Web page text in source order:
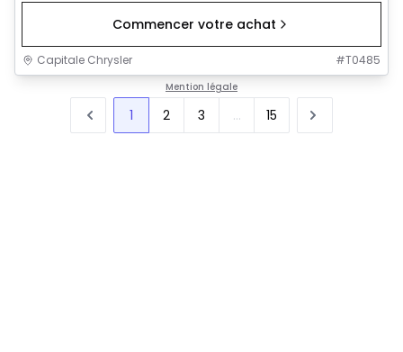
Commencer votre achat
Capitale Chrysler #T0485
Mention légale
1 2 3 ... 15